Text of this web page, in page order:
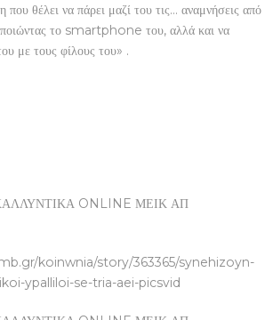
που θέλει να πάρει μαζί του τις… αναμνήσεις από
το smartphone του, αλλά και να
με τους φίλους του» .
ONLINE ΜΕΙΚ ΑΠ
koinwnia/story/363365/synehizoyn-
ypalliloi-se-tria-aei-picsvid